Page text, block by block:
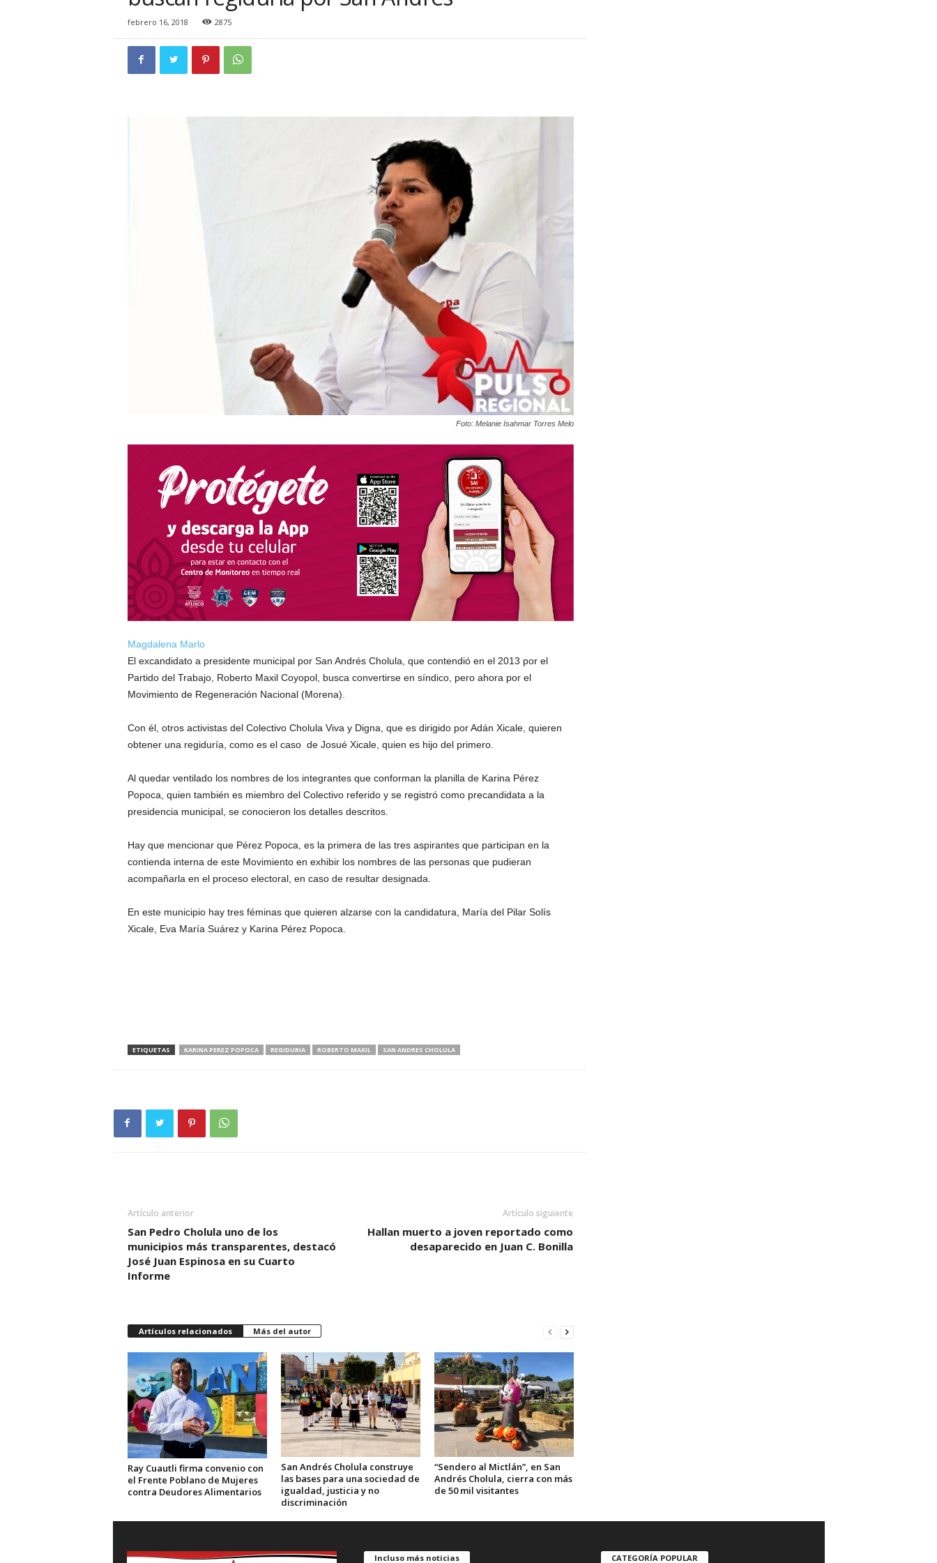
febrero 16, 2018 2875
Foto: Melanie Isahmar Torres Melo
Magdalena Marlo
El excandidato a presidente municipal por San Andrés Cholula, que contendió en el 2013 por el
Partido del Trabajo, Roberto Maxil Coyopol, busca convertirse en síndico, pero ahora por el
Movimiento de Regeneración Nacional (Morena).
Con él, otros activistas del Colectivo Cholula Viva y Digna, que es dirigido por Adán Xicale, quieren
obtener una regiduría, como es el caso de Josué Xicale, quien es hijo del primero.
Al quedar ventilado los nombres de los integrantes que conforman la planilla de Karina Pérez
Popoca, quien también es miembro del Colectivo referido y se registró como precandidata a la
presidencia municipal, se conocieron los detalles descritos.
Hay que mencionar que Pérez Popoca, es la primera de las tres aspirantes que participan en la
contienda interna de este Movimiento en exhibir los nombres de las personas que pudieran
acompañarla en el proceso electoral, en caso de resultar designada.
En este municipio hay tres féminas que quieren alzarse con la candidatura, María del Pilar Solís
Xicale, Eva María Suárez y Karina Pérez Popoca.
ETIQUETAS KARINA PEREZ POPOCA REGIDURIA ROBERTO MAXIL SAN ANDRES CHOLULA
Artículo anterior
San Pedro Cholula uno de los
municipios más transparentes, destacó
José Juan Espinosa en su Cuarto
Informe
Artículo siguiente
Hallan muerto a joven reportado como
desaparecido en Juan C. Bonilla
Artículos relacionados Más del autor
Ray Cuautli firma convenio con
el Frente Poblano de Mujeres
contra Deudores Alimentarios
San Andrés Cholula construye
las bases para una sociedad de
igualdad, justicia y no
discriminación
“Sendero al Mictlán”, en San
Andrés Cholula, cierra con más
de 50 mil visitantes
Incluso más noticias CATEGORÍA POPULAR